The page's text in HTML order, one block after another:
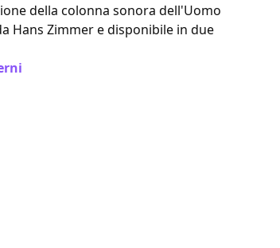
della colonna sonora dell'Uomo
Hans Zimmer e disponibile in due